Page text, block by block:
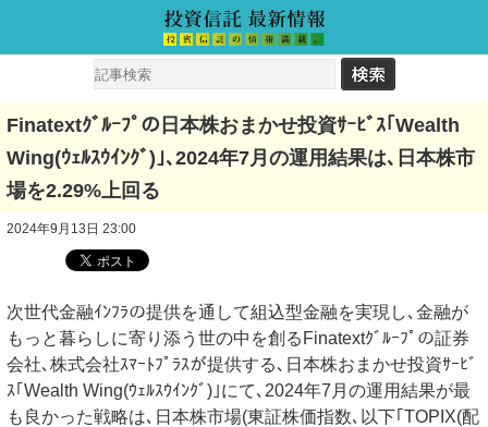
Finatextｸﾞﾙｰﾌﾟの日本株おまかせ投資ｻｰﾋﾞｽ｢Wealth
Wing(ｳｪﾙｽｳｲﾝｸﾞ)｣､2024年7月の運用結果は､日本株市
場を2.29%上回る
2024年9月13日 23:00
次世代金融ｲﾝﾌﾗの提供を通して組込型金融を実現し､金融が
もっと暮らしに寄り添う世の中を創るFinatextｸﾞﾙｰﾌﾟの証券
会社､株式会社ｽﾏｰﾄﾌﾟﾗｽが提供する､日本株おまかせ投資ｻｰﾋﾞ
ｽ｢Wealth Wing(ｳｪﾙｽｳｲﾝｸﾞ)｣にて､2024年7月の運用結果が最
も良かった戦略は､日本株市場(東証株価指数､以下｢TOPIX(配